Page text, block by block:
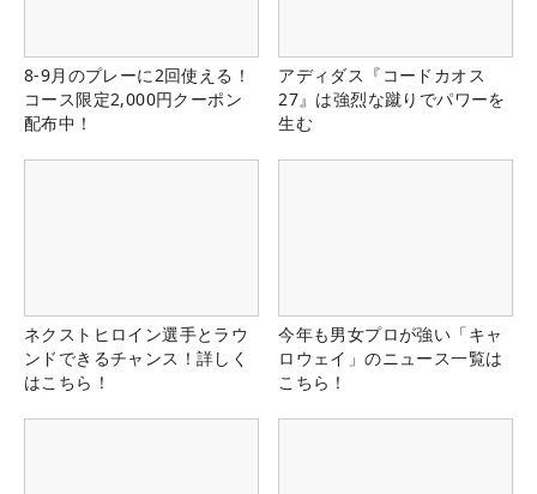
8-9月のプレーに2回使える！
コース限定2,000円クーポン
配布中！
アディダス『コードカオス
27』は強烈な蹴りでパワーを
生む
ネクストヒロイン選手とラウ
ンドできるチャンス！詳しく
はこちら！
今年も男女プロが強い「キャ
ロウェイ」のニュース一覧は
こちら！